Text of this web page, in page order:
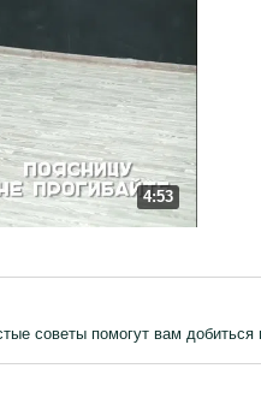
4:53
советы помогут вам добиться